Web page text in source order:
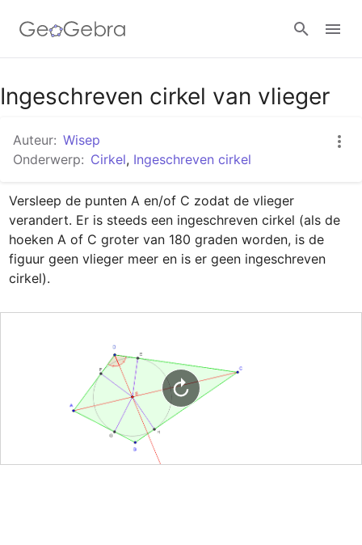
Google Classroom
GeoGebra Klaslokaal
Aanmelden
Ingeschreven cirkel van vlieger
Auteur: Wisep
Onderwerp: Cirkel, Ingeschreven cirkel
Versleep de punten A en/of C zodat de vlieger
verandert. Er is steeds een ingeschreven cirkel (als de
hoeken A of C groter van 180 graden worden, is de
figuur geen vlieger meer en is er geen ingeschreven
cirkel).